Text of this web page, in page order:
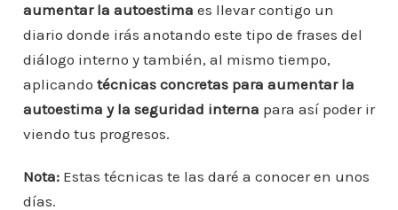
aumentar la autoestima es llevar contigo un
diario donde irás anotando este tipo de frases del
diálogo interno y también, al mismo tiempo,
aplicando técnicas concretas para aumentar la
autoestima y la seguridad interna para así poder ir
viendo tus progresos.
Nota:Estas técnicas te las daré a conocer en unos
días.